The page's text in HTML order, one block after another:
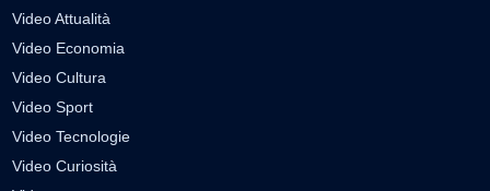
Video Attualità
Video Economia
Video Cultura
Video Sport
Video Tecnologie
Video Curiosità